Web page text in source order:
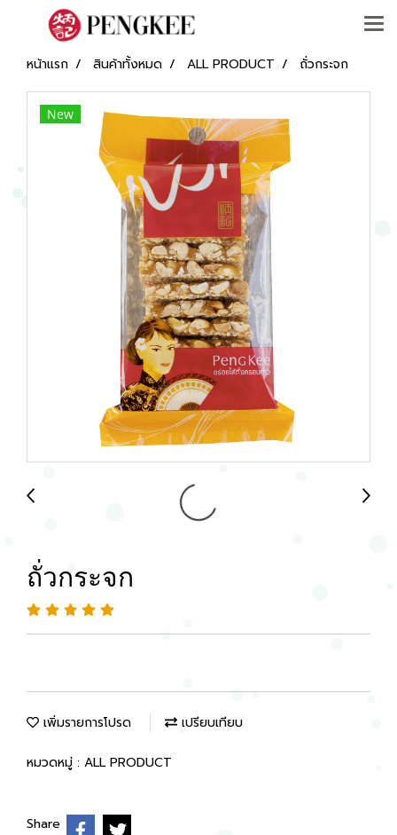
หน้าแรก สินค้าทั้งหมด ALL PRODUCT ถั่วกระจก
New
ถั่วกระจก
เพิ่มรายการโปรด เปรียบเทียบ
หมวดหมู่ : ALL PRODUCT
Share